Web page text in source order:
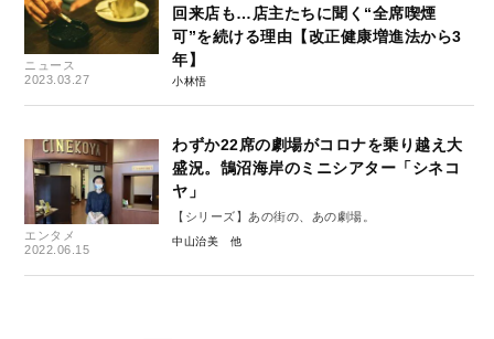
ニュース
2023.03.27
回来店も…店主たちに聞く“全席喫煙
可”を続ける理由【改正健康増進法から3
年】
小林悟
エンタメ
2022.06.15
わずか22席の劇場がコロナを乗り越え大
盛況。鵠沼海岸のミニシアター「シネコ
ヤ」
【シリーズ】あの街の、あの劇場。
中山治美